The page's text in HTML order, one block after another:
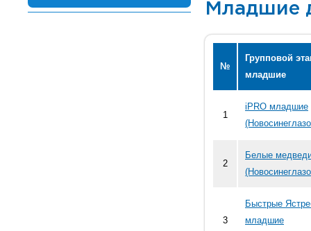
Младшие
№
Групповой
младшие
1
iPRO младшие
2
Белые
3
Быстрые
младшие